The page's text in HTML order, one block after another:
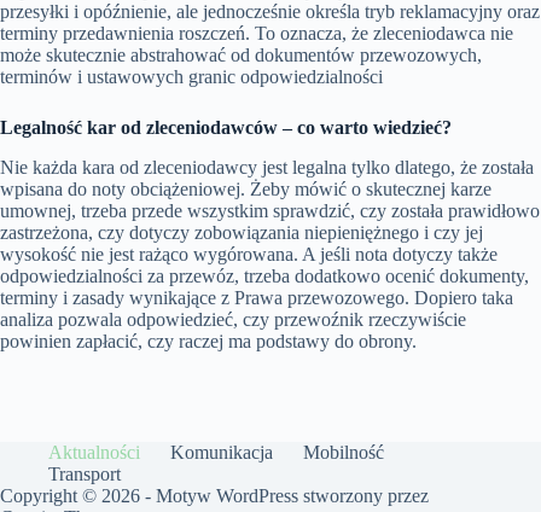
przesyłki i opóźnienie, ale jednocześnie określa tryb reklamacyjny oraz
terminy przedawnienia roszczeń. To oznacza, że zleceniodawca nie
może skutecznie abstrahować od dokumentów przewozowych,
terminów i ustawowych granic odpowiedzialności
Legalność kar od zleceniodawców – co warto wiedzieć?
Nie każda kara od zleceniodawcy jest legalna tylko dlatego, że została
wpisana do noty obciążeniowej. Żeby mówić o skutecznej karze
umownej, trzeba przede wszystkim sprawdzić, czy została prawidłowo
zastrzeżona, czy dotyczy zobowiązania niepieniężnego i czy jej
wysokość nie jest rażąco wygórowana. A jeśli nota dotyczy także
odpowiedzialności za przewóz, trzeba dodatkowo ocenić dokumenty,
terminy i zasady wynikające z Prawa przewozowego. Dopiero taka
analiza pozwala odpowiedzieć, czy przewoźnik rzeczywiście
powinien zapłacić, czy raczej ma podstawy do obrony.
Aktualności Komunikacja
Mobilność
Transport
Copyright © 2026 - Motyw WordPress stworzony przez